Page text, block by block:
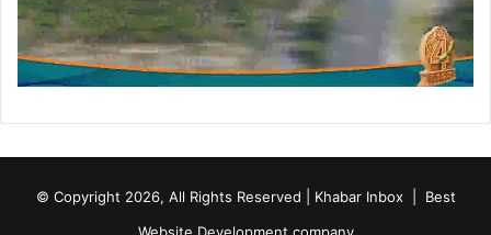
© Copyright 2026, All Rights Reserved | Khabar Inbox | Best
Website Development company